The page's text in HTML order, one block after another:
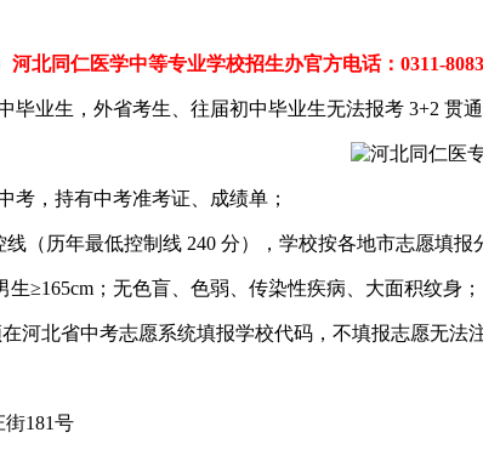
河北同仁医学中等专业学校招生办官方电话：0311-
毕业生，外省考生、往届初中毕业生无法报考 3+2 贯通
考，持有中考准考证、成绩单；
（历年最低控制线 240 分），学校按各地市志愿填报
≥165cm；无色盲、色弱、传染性疾病、大面积纹身；
河北省中考志愿系统填报学校代码，不填报志愿无法
181号